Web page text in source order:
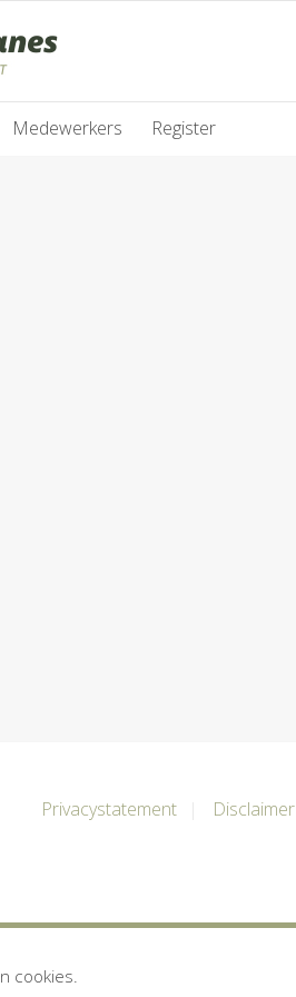
Medewerkers Register
Privacystatement Disclaimer
cookies.